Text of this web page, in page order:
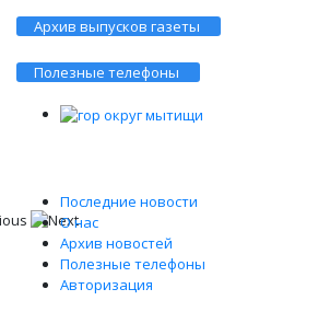
Архив выпусков газеты
Полезные телефоны
Последние новости
О нас
Архив новостей
Полезные телефоны
Авторизация